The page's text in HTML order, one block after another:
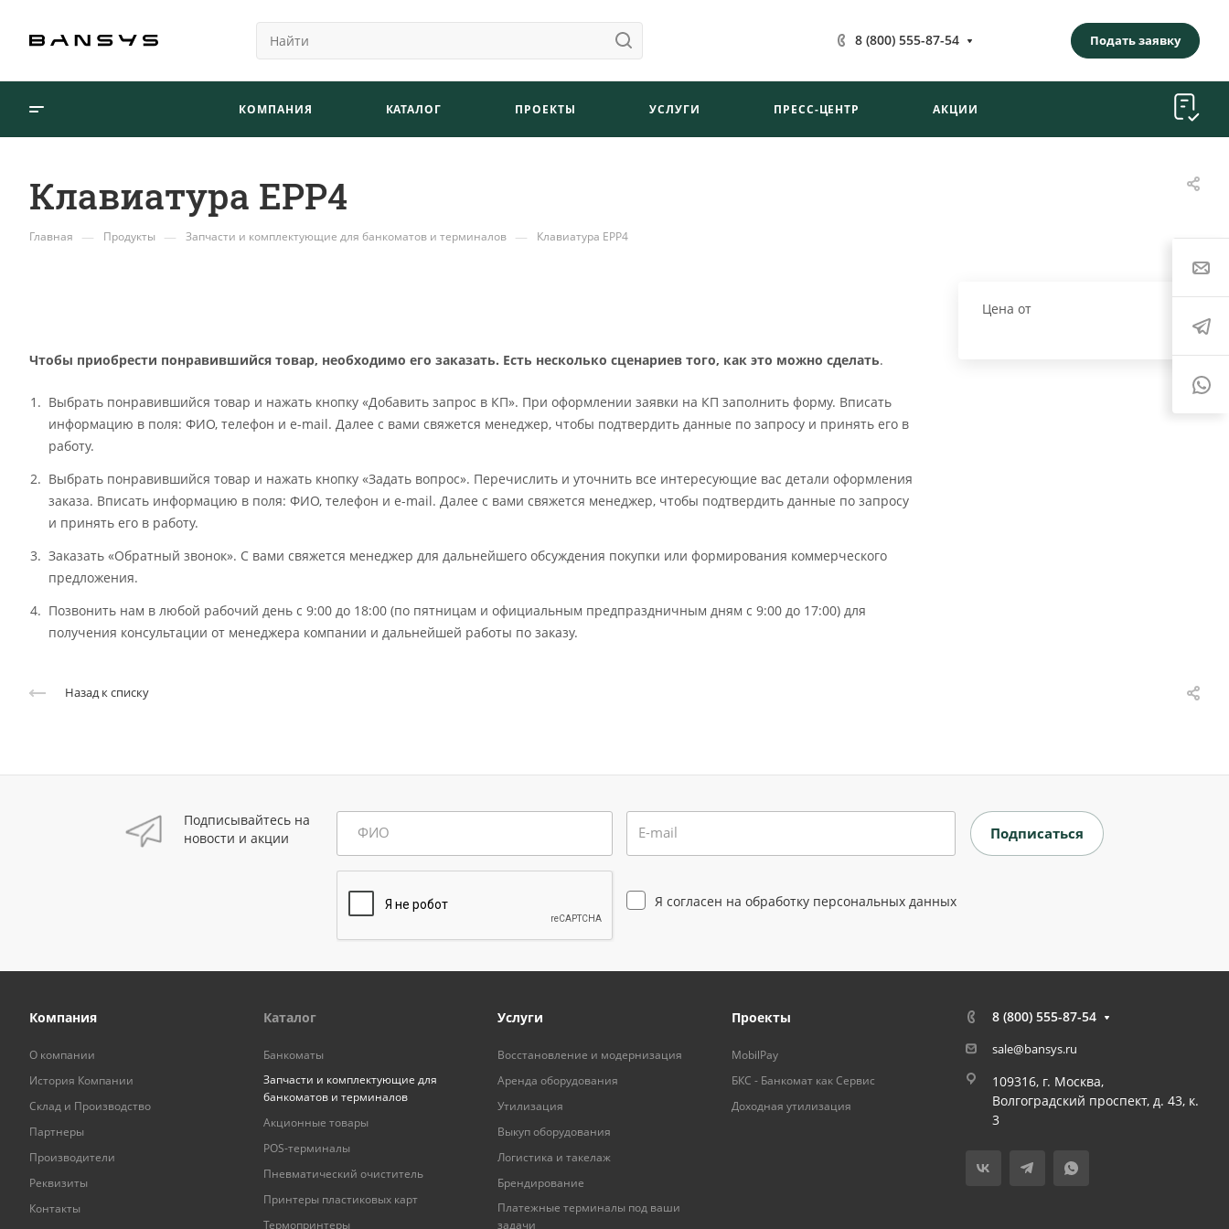
8 (800) 555-87-54 Подать заявку
КОМПАНИЯ КАТАЛОГ ПРОЕКТЫ УСЛУГИ ПРЕСС-ЦЕНТР АКЦИИ
Клавиатура EPP4
Главная — Продукты — Запчасти и комплектующие для банкоматов и терминалов — Клавиатура EPP4
Цена от
Чтобы приобрести понравившийся товар, необходимо его заказать. Есть несколько сценариев того, как это можно сделать.
Выбрать понравившийся товар и нажать кнопку «Добавить запрос в КП». При оформлении заявки на КП заполнить форму. Вписать
информацию в поля: ФИО, телефон и e-mail. Далее с вами свяжется менеджер, чтобы подтвердить данные по запросу и принять его в
работу.
Выбрать понравившийся товар и нажать кнопку «Задать вопрос». Перечислить и уточнить все интересующие вас детали оформления
заказа. Вписать информацию в поля: ФИО, телефон и e-mail. Далее с вами свяжется менеджер, чтобы подтвердить данные по запросу
и принять его в работу.
Заказать «Обратный звонок». С вами свяжется менеджер для дальнейшего обсуждения покупки или формирования коммерческого
предложения.
Позвонить нам в любой рабочий день с 9:00 до 18:00 (по пятницам и официальным предпраздничным дням с 9:00 до 17:00) для
получения консультации от менеджера компании и дальнейшей работы по заказу.
Назад к списку
Подписывайтесь на
новости и акции
ФИО E-mail
Я согласен на обработку персональных данных
Компания
О компании
История Компании
Склад и Производство
Партнеры
Производители
Реквизиты
Контакты
Каталог
Банкоматы
Запчасти и комплектующие для
банкоматов и терминалов
Акционные товары
POS-терминалы
Пневматический очиститель
Принтеры пластиковых карт
Термопринтеры
Услуги
Восстановление и модернизация
Аренда оборудования
Утилизация
Выкуп оборудования
Логистика и такелаж
Брендирование
Платежные терминалы под ваши
задачи
Проекты
MobilPay
БКС - Банкомат как Сервис
Доходная утилизация
8 (800) 555-87-54
sale@bansys.ru
109316, г. Москва,
Волгоградский проспект, д. 43, к.
3